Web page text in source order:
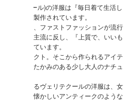
ェリテクール)の洋服は『毎日着て生活し
タンスで製作されています。
ムたちは、ファストファッションが流行
る現代の主流に反し、『上質で、いいも
支持を得ています。
材をセレクト。そこから作られるアイテ
く、あたたかみのある少し大人のナチュ
。
発表されるヴェリテクールの洋服は、女
。どこか懐かしいアンティークのような